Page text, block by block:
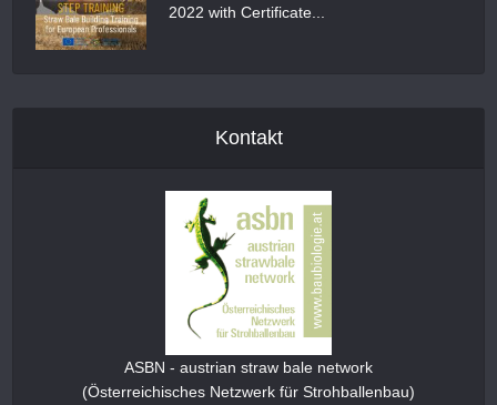
2022 with Certificate...
Kontakt
ASBN - austrian straw bale network
(Österreichisches Netzwerk für Strohballenbau)